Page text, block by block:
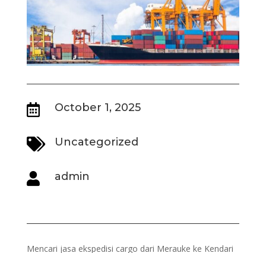
 October 1, 2025
 Uncategorized
 admin
Mencari jasa ekspedisi cargo dari Merauke ke Kendari